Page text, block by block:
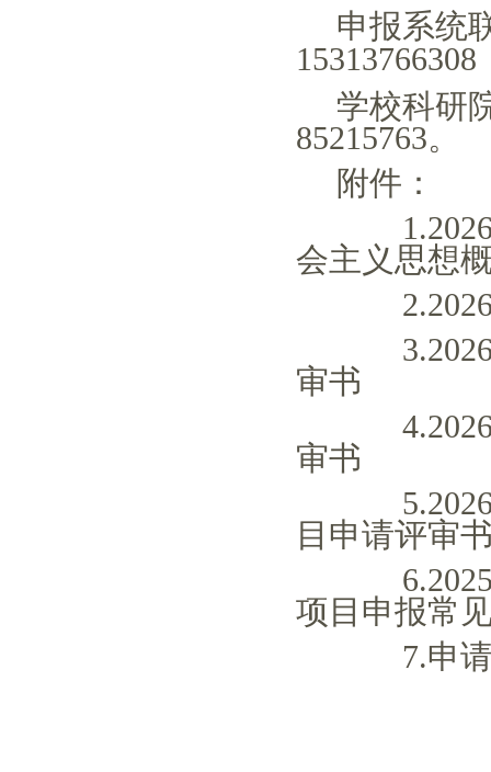
申报系统
学校科研
85215763。
附件：
会主义思想
审书
审书
目申请评审
项目申报常
7.申